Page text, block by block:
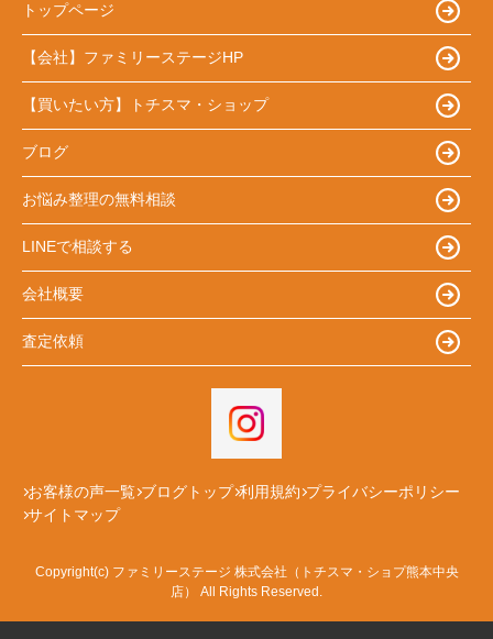
トップページ
【会社】ファミリーステージHP
【買いたい方】トチスマ・ショップ
ブログ
お悩み整理の無料相談
LINEで相談する
会社概要
査定依頼
お客様の声一覧 ブログトップ 利用規約 プライバシーポリシー
サイトマップ
Copyright(c) ファミリーステージ 株式会社（トチスマ・ショプ熊本中央
店） All Rights Reserved.